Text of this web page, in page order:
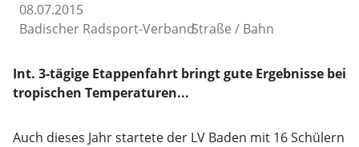
08.07.2015
Badischer Radsport-VerbandStraße / Bahn
Int. 3-tägige Etappenfahrt bringt gute Ergebnisse bei
tropischen Temperaturen...
Auch dieses Jahr startete der LV Baden mit 16 Schülern